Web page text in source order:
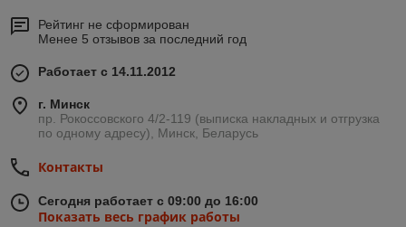
Рейтинг не сформирован
Менее 5 отзывов за последний год
Работает с 14.11.2012
г. Минск
пр. Рокоссовского 4/2-119 (выписка накладных и отгрузка
по одному адресу), Минск, Беларусь
Контакты
Сегодня работает с 09:00 до 16:00
Показать весь график работы